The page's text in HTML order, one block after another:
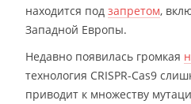
находится под запретом,
Западной Европы.
Недавно появилась громкая
технология CRISPR-Cas9
приводит к множеству